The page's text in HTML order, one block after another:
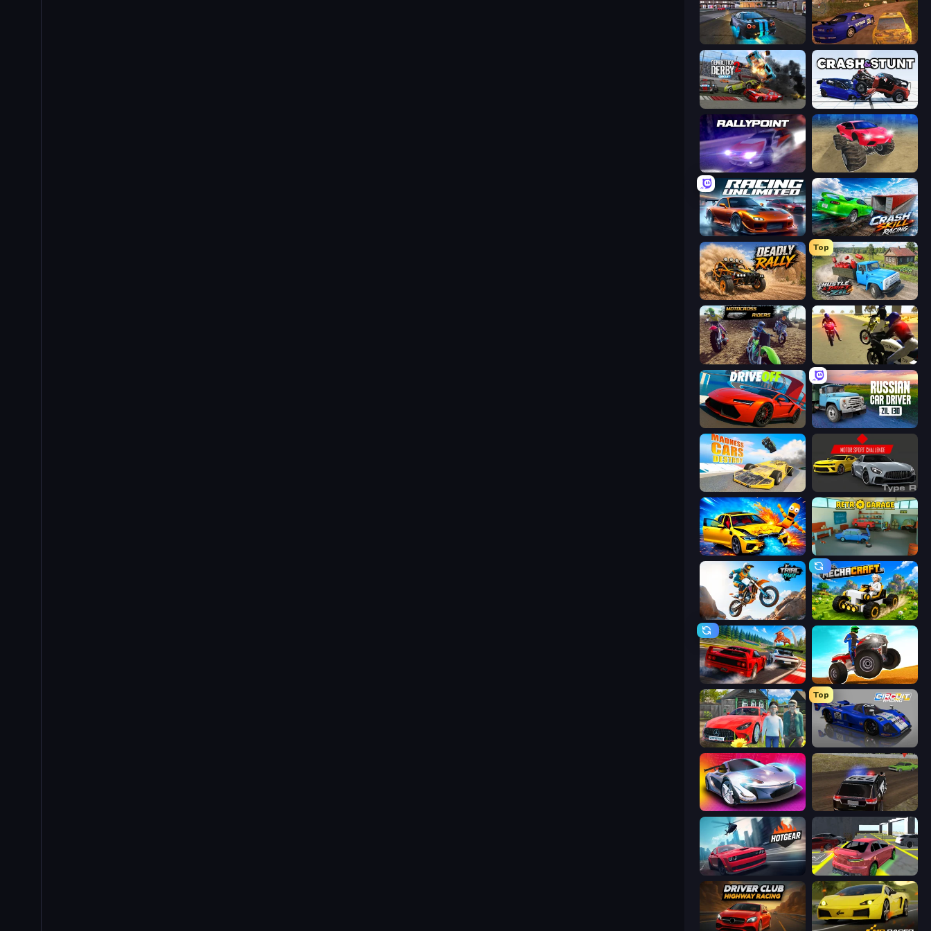
Dirt Rally Driver HD
Demolition Derby 2 Crash & Stunt
Rally Point
Racing Unlimited Crash Skill Racing
Deadly Rally
Top
Hustle & Drift in ZIL
MotoCross Riders 3D Moto Simulator 2
DriveOff Russian Car Driver ZIL 130
Madness Cars Destroy Motor Sport Challenge Type R
BMG: Ragdoll Playground Retro Garage
Trial Mania Mechacraft.io
Racing: Online! ATV Ultimate Offroad
Speedboy: History with Grandfather
Top
Circuit Racing
Grand Cyber City POLICE Chase Simulator
Hotgear Garage Parking